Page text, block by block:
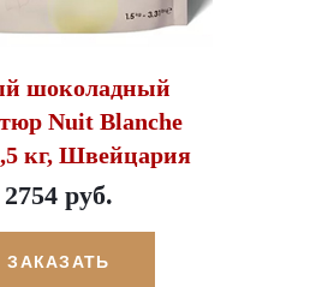
шоколадный
Nuit Blanche
кг, Швейцария
2754 руб.
ЗАКАЗАТЬ